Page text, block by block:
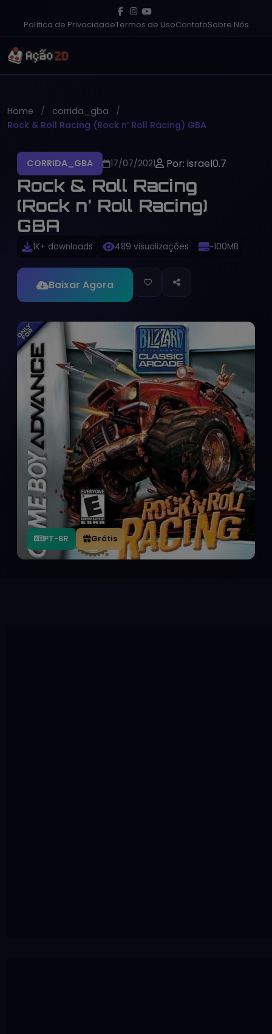
Política de PrivacidadeTermos de UsoContatoSobre Nós
Home
corrida_gba
Rock & Roll Racing (Rock n’ Roll Racing) GBA
CORRIDA_GBA 17/07/2021 Por: israel0.7
Rock & Roll Racing
(Rock n’ Roll Racing)
GBA
1K+ downloads 489 visualizações ~100MB
Baixar Agora
PT-BR Grátis